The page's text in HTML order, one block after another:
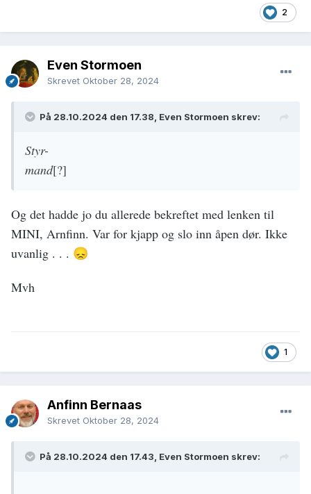
2
Even Stormoen
Skrevet Oktober 28, 2024
På 28.10.2024 den 17.38, Even Stormoen skrev:
Styr-
mand[?]
Og det hadde jo du allerede bekreftet med lenken til
MINI, Arnfinn. Var for kjapp og slo inn åpen dør. Ikke
uvanlig . . . 😞
Mvh
1
Anfinn Bernaas
Skrevet Oktober 28, 2024
På 28.10.2024 den 17.43, Even Stormoen skrev: